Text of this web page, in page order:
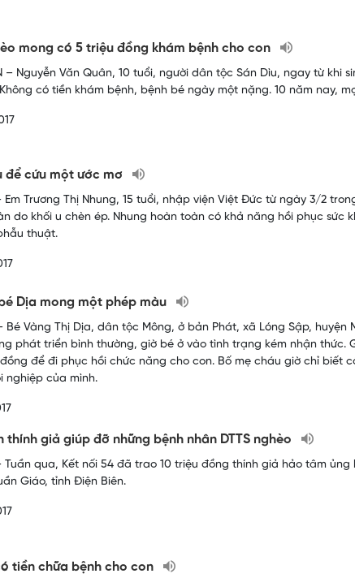
mong có 5 triệu đồng khám bệnh cho con
– Nguyễn Văn Quân, 10 tuổi, người dân tộc Sán Dìu, ngay từ khi
có tiền khám bệnh, bệnh bé ngày một nặng. 10 năm nay,
để cứu một ước mơ
Em Trương Thị Nhung, 15 tuổi, nhập viện Việt Đức từ ngày 3/2
do khối u chèn ép. Nhung hoàn toàn có khả năng hồi phục sức
thuật.
Dịa mong một phép màu
Bé Vàng Thị Dịa, dân tộc Mông, ở bản Phát, xã Lóng Sập,
phát triển bình thường, giờ bé ở vào tình trạng kém nhận thức.
để đi phục hồi chức năng cho con. Bố mẹ cháu giờ chỉ biết
nghiệp của mình.
thính giả giúp đỡ những bệnh nhân DTTS nghèo
Tuần qua, Kết nối 54 đã trao 10 triệu đồng thính giả hảo tâm
Giáo, tỉnh Điện Biên.
tiền chữa bệnh cho con